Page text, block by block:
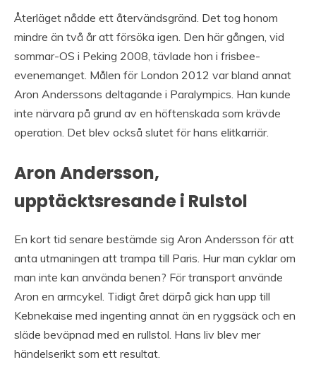
Återläget nådde ett återvändsgränd. Det tog honom
mindre än två år att försöka igen. Den här gången, vid
sommar-OS i Peking 2008, tävlade hon i frisbee-
evenemanget. Målen för London 2012 var bland annat
Aron Anderssons deltagande i Paralympics. Han kunde
inte närvara på grund av en höftenskada som krävde
operation. Det blev också slutet för hans elitkarriär.
Aron Andersson,
upptäcktsresande i Rulstol
En kort tid senare bestämde sig Aron Andersson för att
anta utmaningen att trampa till Paris. Hur man cyklar om
man inte kan använda benen? För transport använde
Aron en armcykel. Tidigt året därpå gick han upp till
Kebnekaise med ingenting annat än en ryggsäck och en
släde beväpnad med en rullstol. Hans liv blev mer
händelserikt som ett resultat.